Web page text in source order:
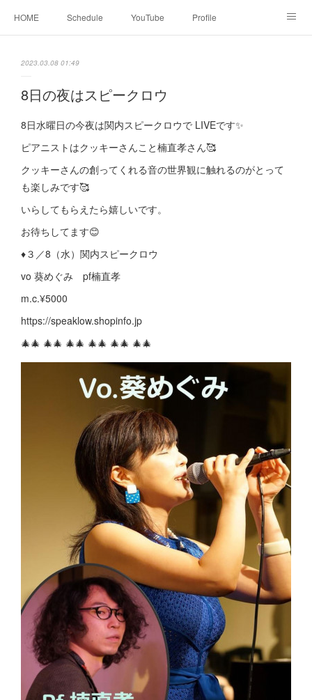
HOME Schedule YouTube Profile
2023.03.08 01:49
8日の夜はスピークロウ
8日水曜日の今夜は関内スピークロウで LIVEです✨
ピアニストはクッキーさんこと楠直孝さん🥰
クッキーさんの創ってくれる音の世界観に触れるのがとって
も楽しみです🥰
いらしてもらえたら嬉しいです。
お待ちしてます😊
♦︎３／8（水）関内スピークロウ
vo 葵めぐみ pf楠直孝
m.c.¥5000
https://speaklow.shopinfo.jp
🎄🎄 🎄🎄 🎄🎄 🎄🎄 🎄🎄 🎄🎄